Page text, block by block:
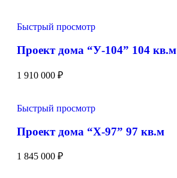
Быстрый просмотр
Проект дома “У-104” 104 кв.м
1 910 000 ₽
Быстрый просмотр
Проект дома “Х-97” 97 кв.м
1 845 000 ₽